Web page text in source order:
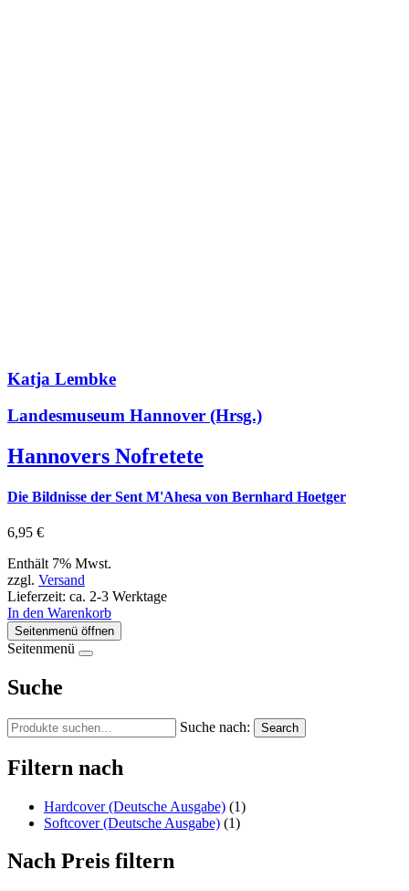
Katja Lembke
Landesmuseum Hannover (Hrsg.)
Hannovers Nofretete
Die Bildnisse der Sent M'Ahesa von Bernhard Hoetger
6,95 €
Enthält 7% Mwst.
zzgl. Versand
Lieferzeit: ca. 2-3 Werktage
In den Warenkorb
Seitenmenü öffnen
Seitenmenü
Suche
Suche nach: Search
Filtern nach
Hardcover (Deutsche Ausgabe) (1)
Softcover (Deutsche Ausgabe) (1)
Nach Preis filtern